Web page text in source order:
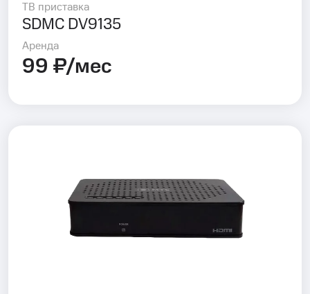
ТВ приставка
SDMC DV9135
Аренда
99 ₽/мес